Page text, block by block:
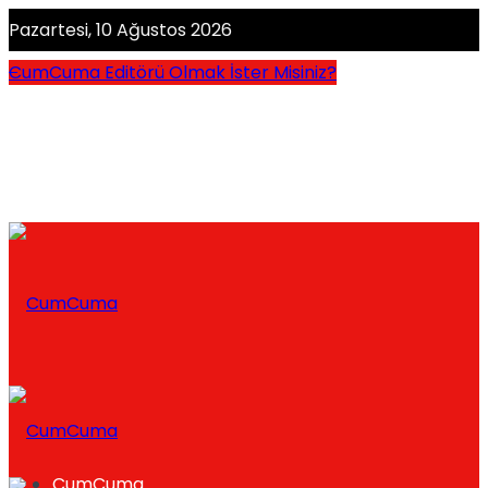
Pazartesi, 10 Ağustos 2026
CumCuma Editörü Olmak İster Misiniz?